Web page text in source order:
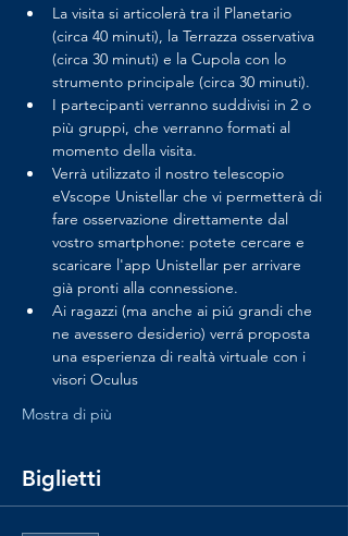
La visita si articolerà tra il Planetario
(circa 40 minuti), la Terrazza osservativa
(circa 30 minuti) e la Cupola con lo
strumento principale (circa 30 minuti).
I partecipanti verranno suddivisi in 2 o
più gruppi, che verranno formati al
momento della visita.
Verrà utilizzato il nostro telescopio
eVscope Unistellar che vi permetterà di
fare osservazione direttamente dal
vostro smartphone: potete cercare e
scaricare l'app Unistellar per arrivare
già pronti alla connessione.
Ai ragazzi (ma anche ai piú grandi che
ne avessero desiderio) verrá proposta
una esperienza di realtà virtuale con i
visori Oculus
Mostra di più
Biglietti